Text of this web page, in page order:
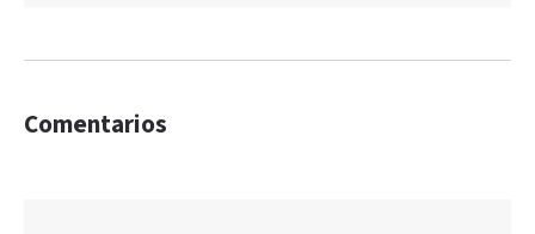
Comentarios